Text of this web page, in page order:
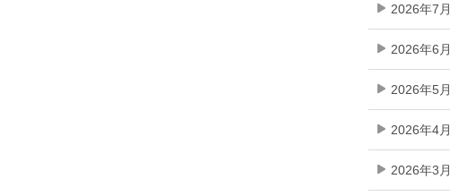
2026年7月
2026年6月
2026年5月
2026年4月
2026年3月